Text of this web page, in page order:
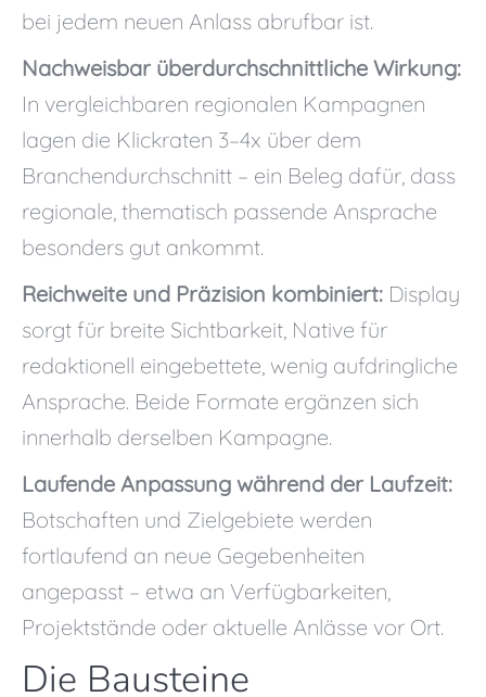
bei jedem neuen Anlass abrufbar ist.
Nachweisbar überdurchschnittliche Wirkung:
In vergleichbaren regionalen Kampagnen
lagen die Klickraten 3–4x über dem
Branchendurchschnitt – ein Beleg dafür, dass
regionale, thematisch passende Ansprache
besonders gut ankommt.
Reichweite und Präzision kombiniert: Display
sorgt für breite Sichtbarkeit, Native für
redaktionell eingebettete, wenig aufdringliche
Ansprache. Beide Formate ergänzen sich
innerhalb derselben Kampagne.
Laufende Anpassung während der Laufzeit:
Botschaften und Zielgebiete werden
fortlaufend an neue Gegebenheiten
angepasst – etwa an Verfügbarkeiten,
Projektstände oder aktuelle Anlässe vor Ort.
Die Bausteine